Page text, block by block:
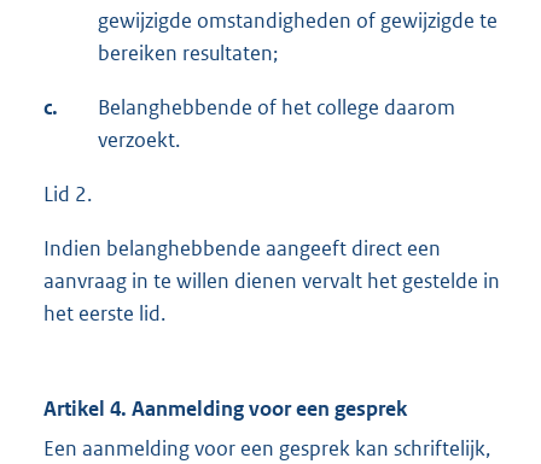
gewijzigde omstandigheden of gewijzigde te
bereiken resultaten;
c.
Belanghebbende of het college daarom
verzoekt.
Lid 2.
Indien belanghebbende aangeeft direct een
aanvraag in te willen dienen vervalt het gestelde in
het eerste lid.
Artikel 4. Aanmelding voor een gesprek
Een aanmelding voor een gesprek kan schriftelijk,